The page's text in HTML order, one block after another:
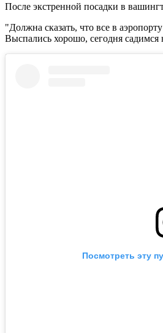
После экстренной посадки в
"Должна сказать, что все в
Выспались хорошо, сегодня
Посмотреть эту